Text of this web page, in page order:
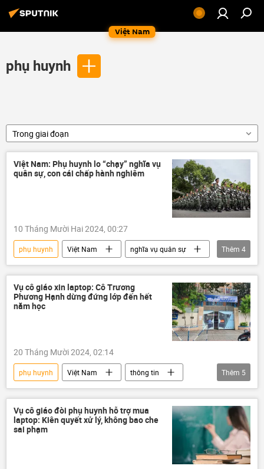
Việt Nam
phụ huynh
Trong giai đoạn
Việt Nam: Phụ huynh lo “chạy” nghĩa vụ
quân sự, con cái chấp hành nghiêm
10 Tháng Mười Hai 2024, 00:27
phụ huynh Việt Nam
nghĩa vụ quân sự
Pháp luật
thông tin
Quân sự
Đắk Lắk
Thêm 4
Vụ cô giáo xin laptop: Cô Trương
Phương Hạnh dừng đứng lớp đến hết
năm học
20 Tháng Mười 2024, 02:14
phụ huynh Việt Nam
thông tin
giáo dục
giáo viên
học sinh
mạng xã hội
Xã hội
Thêm 5
Vụ cô giáo đòi phụ huynh hỗ trợ mua
laptop: Kiên quyết xử lý, không bao che
sai phạm